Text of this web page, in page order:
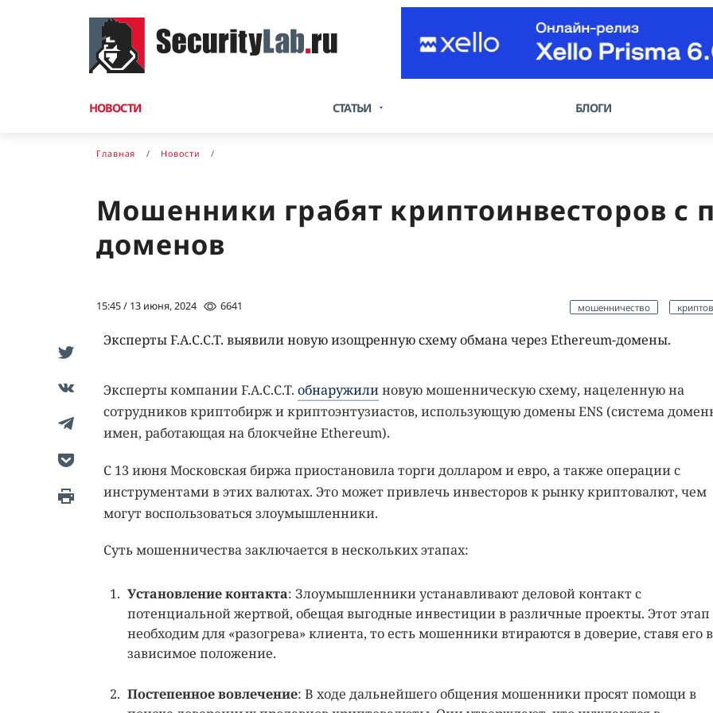
НОВОСТИ СТАТЬИ БЛОГИ
Главная Новости
Мошенники грабят криптоинвесторов с
доменов
15:45 / 13 июня, 2024 6641 мошенничество
Эксперты F.A.C.C.T. выявили новую изощренную схему обмана через Ethereum-домены.
Эксперты компании F.A.C.C.T. обнаружилиновую мошенническую схему, нацеленную на
сотрудников криптобирж и криптоэнтузиастов, использующую домены ENS (система
имен, работающая на блокчейне Ethereum).
С 13 июня Московская биржа приостановила торги долларом и евро, а также операции с
инструментами в этих валютах. Это может привлечь инвесторов к рынку криптовалют, чем
могут воспользоваться злоумышленники.
Суть мошенничества заключается в нескольких этапах:
Установление контакта: Злоумышленники устанавливают деловой контакт с
потенциальной жертвой, обещая выгодные инвестиции в различные проекты. Этот этап
необходим для «разогрева» клиента, то есть мошенники втираются в доверие, ставя его в
зависимое положение.
Постепенное вовлечение: В ходе дальнейшего общения мошенники просят помощи в